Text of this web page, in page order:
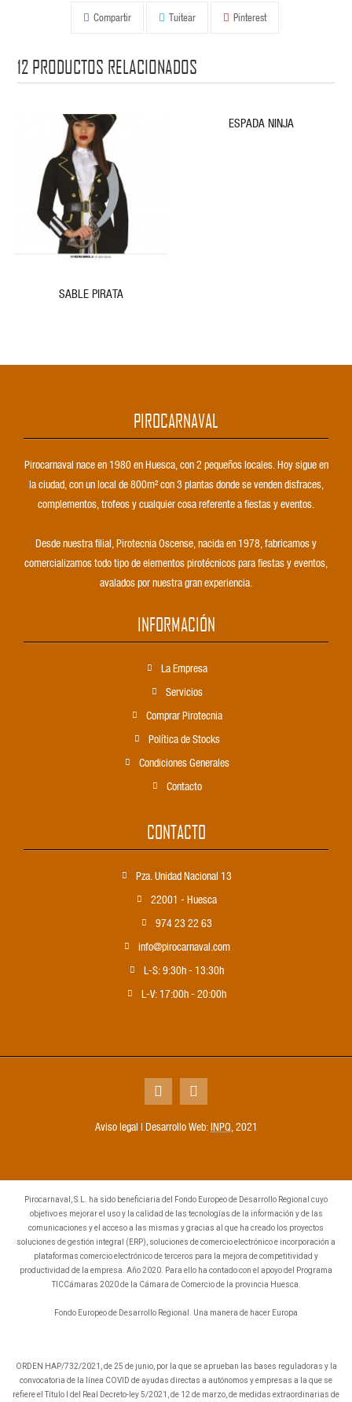
Compartir Tuitear Pinterest
12 PRODUCTOS RELACIONADOS
SABLE PIRATA
ESPADA NINJA
PIROCARNAVAL
Pirocarnaval nace en 1980 en Huesca, con 2 pequeños locales. Hoy sigue en
la ciudad, con un local de 800m² con 3 plantas donde se venden disfraces,
complementos, trofeos y cualquier cosa referente a fiestas y eventos.
Desde nuestra filial, Pirotecnia Oscense, nacida en 1978, fabricamos y
comercializamos todo tipo de elementos pirotécnicos para fiestas y eventos,
avalados por nuestra gran experiencia.
INFORMACIÓN
La Empresa
Servicios
Comprar Pirotecnia
Política de Stocks
Condiciones Generales
Contacto
CONTACTO
Pza. Unidad Nacional 13
22001 - Huesca
974 23 22 63
info@pirocarnaval.com
L-S: 9:30h - 13:30h
L-V: 17:00h - 20:00h
Aviso legal | Desarrollo Web:INPQ , 2021
Pirocarnaval, S.L. ha sido beneficiaria del Fondo Europeo de Desarrollo Regional cuyo
objetivo es mejorar el uso y la calidad de las tecnologías de la información y de las
comunicaciones y el acceso a las mismas y gracias al que ha creado los proyectos
soluciones de gestión integral (ERP), soluciones de comercio electrónico e incorporación a
plataformas comercio electrónico de terceros para la mejora de competitividad y
productividad de la empresa. Año 2020. Para ello ha contado con el apoyo del Programa
TICCámaras 2020 de la Cámara de Comercio de la provincia Huesca.
Fondo Europeo de Desarrollo Regional. Una manera de hacer Europa
ORDEN HAP/732/2021, de 25 de junio, por la que se aprueban las bases reguladoras y la
convocatoria de la línea COVID de ayudas directas a autónomos y empresas a la que se
refiere el Título I del Real Decreto-ley 5/2021, de 12 de marzo, de medidas extraordinarias de